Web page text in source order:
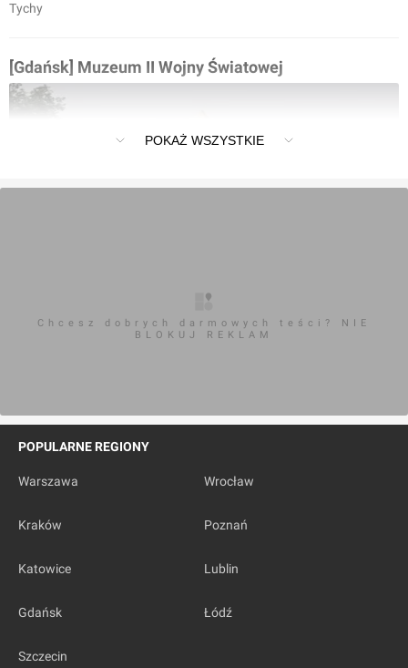
Tychy
[Gdańsk] Muzeum II Wojny Światowej
[Toruń] Centrum Kulturalno-Kongresowe "Jordanki"
Toruń, Aleja Solidarności
POKAŻ WSZYSTKIE
Chcesz dobrych darmowych teści? NIE
BLOKUJ REKLAM
POPULARNE REGIONY
Warszawa Wrocław
Kraków Poznań
Katowice Lublin
Gdańsk Łódź
Szczecin